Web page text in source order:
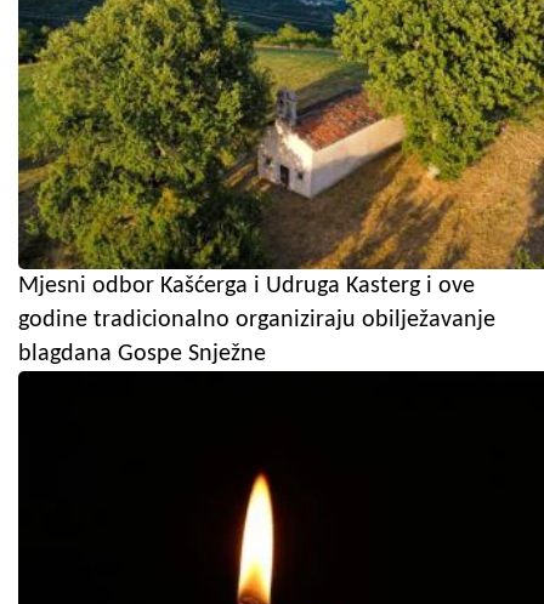
Mjesni odbor Kašćerga i Udruga Kasterg i ove
godine tradicionalno organiziraju obilježavanje
blagdana Gospe Snježne